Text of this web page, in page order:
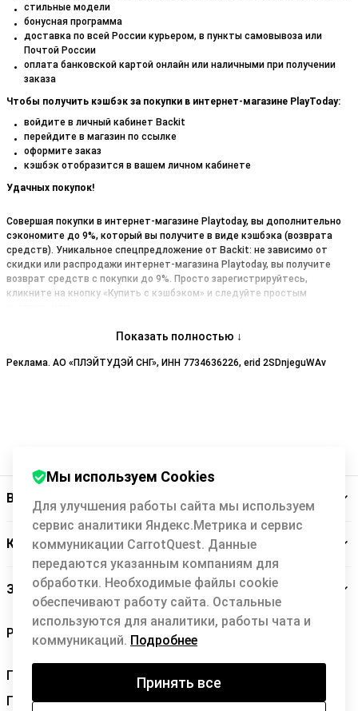
стильные модели
бонусная программа
доставка по всей России курьером, в пункты самовывоза или
Почтой России
оплата банковской картой онлайн или наличными при получении
заказа
Чтобы получить кэшбэк за покупки в интернет-магазине PlayToday:
войдите в личный кабинет Backit
перейдите в магазин по ссылке
оформите заказ
кэшбэк отобразится в вашем личном кабинете
Удачных покупок!
Совершая покупки в интернет-магазине Playtoday, вы дополнительно
сэкономите до 9%, который вы получите в виде кэшбэка (возврата
средств). Уникальное спецпредложение от Backit: не зависимо от
скидки или распродажи интернет-магазина Playtoday, вы получите
возврат средств с покупки до 9%. Просто зарегистрируйтесь,
кликните на кнопку «Купить с кэшбэком» и следуйте простым
Показать полностью ↓
Реклама. АО «ПЛЭЙТУДЭЙ СНГ», ИНН 7734636226, erid 2SDnjeguWAv
Backit
Кэшбэк-сервис
Заботимся о вас
Правила Backit
Политика конфиденциальности
Мы используем Cookies
Для улучшения работы сайта мы используем
сервис аналитики Яндекс.Метрика и сервис
коммуникации CarrotQuest. Данные
передаются указанным компаниям для
обработки. Необходимые файлы cookie
обеспечивают работу сайта. Остальные
используются для аналитики, работы чата и
коммуникаций. Подробнее
Принять все